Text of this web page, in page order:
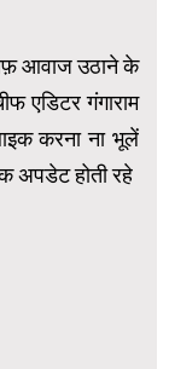
आवाज उठाने के
एडिटर गंगाराम
करना ना भूलें
अपडेट होती रहे